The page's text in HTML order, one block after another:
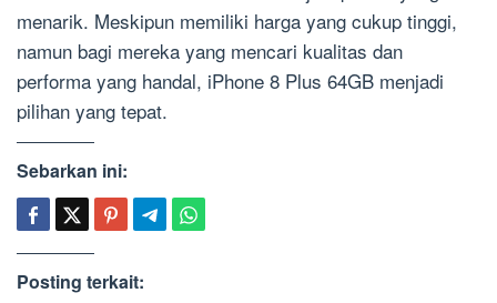
menarik. Meskipun memiliki harga yang cukup tinggi,
namun bagi mereka yang mencari kualitas dan
performa yang handal, iPhone 8 Plus 64GB menjadi
pilihan yang tepat.
Sebarkan ini:
Posting terkait: